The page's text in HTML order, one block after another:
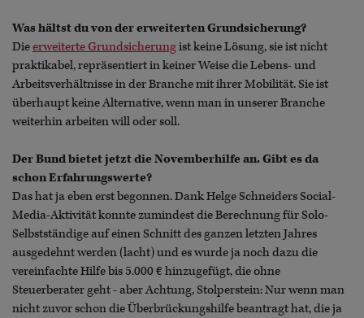
Was hältst du von der erweiterten Grundsicherung?
Dieerweiterte Grundsicherungist keine Lösung, sie ist nicht
praktikabel, repräsentiert in keiner Weise die Lebens- und
Arbeitsverhältnisse in der Branche mit ihrer Mobilität. Sie ist
überhaupt keine Alternative, wenn man in unserer Branche
weiterhin arbeiten will oder soll.
Der Bund bietet jetzt die Novemberhilfe an. Gibt es da
schon Erfahrungswerte?
Das hat ja eben erst begonnen. Dank Helge Schneiders Social-
Media-Aktivität konnte zumindest die Berechnung für Solo-
Selbstständige auf einen Schnitt des ganzen letzten Jahres
ausgedehnt werden (lacht) und es wurde ja noch dazu die
vereinfachte Hilfe bis 5.000 € hinzugefügt, die ohne
Steuerberater geht - aber Achtung, Stolperstein: Nur wenn man
nicht zuvor schon die Überbrückungshilfe beantragt hat, die ja